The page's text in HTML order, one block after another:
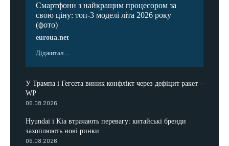
Смартфони з найкращим процесором за
свою ціну: топ-3 моделі літа 2026 року
(фото)
euroua.net
Діджитал ...
У Трампа і Гегсета виник конфлікт через дефіцит ракет –
WP
06.08.2026
Hyundai і Kia втрачають перевагу: китайські бренди
захоплюють нові ринки
06.08.2026